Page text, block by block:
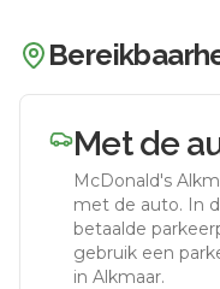
Met de
McDonald's
met de auto. In
betaalde
gebruik een
in Alkmaar.